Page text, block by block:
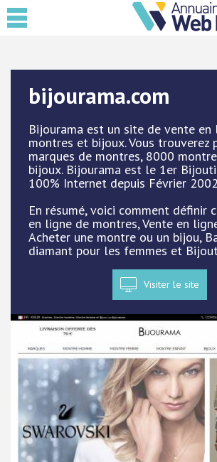
bijourama.com
Bijourama est un site de vente en
montres et bijoux. Vous trouverez
marques de montres, 8000
bijoux. Bijourama est le 1er
100% Internet depuis Février 2002
En résumé, voici comment définir
en ligne de montres, Vente en
Acheter une montre ou un bijou,
diamant pour les femmes et
Visiter le site